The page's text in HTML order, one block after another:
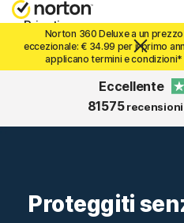
Privati
Supporto
Norton 360 Deluxe a un prezzo
eccezionale: € 34.99 per il primo
applicano termini e condizioni*
Eccellente
81575recensioni
Proteggiti